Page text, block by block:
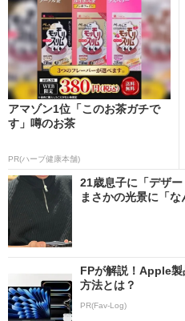
アマゾン1位「このお茶ガチで
す」噂のお茶
PR(ハーブ健康本舗)
21歳息子に「デザ
まさかの光景に「
FPが解説！Apple
方法とは？
PR(Fav-Log)